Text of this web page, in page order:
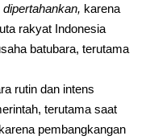
karena
rakyat Indonesia
batubara, terutama
rutin dan intens
terutama saat
pembangkangan